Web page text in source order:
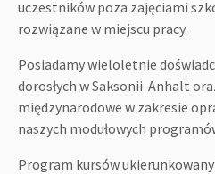
uczestników poza zajęciami
rozwiązane w miejscu pracy.
Posiadamy wieloletnie
dorosłych w Saksonii-Anhalt
międzynarodowe w zakresie
naszych modułowych
Program kursów